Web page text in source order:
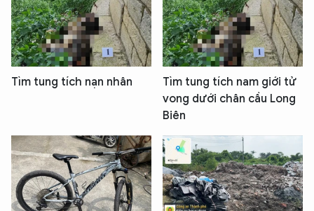
Tìm tung tích nạn nhân
Tìm tung tích nam giới tử
vong dưới chân cầu Long
Biên